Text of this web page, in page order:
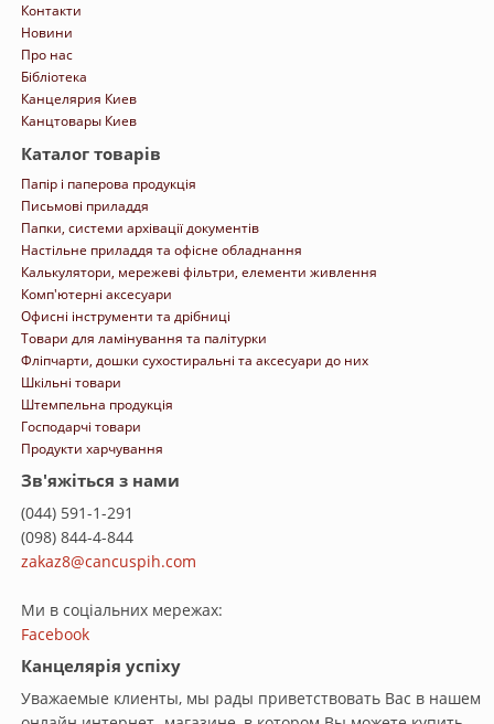
Контакти
Новини
Про нас
Бібліотека
Канцелярия Киев
Канцтовары Киев
Каталог товарів
Папір і паперова продукція
Письмові приладдя
Папки, системи архівації документів
Настільне приладдя та офісне обладнання
Калькулятори, мережеві фільтри, елементи живлення
Комп'ютерні аксесуари
Офисні інструменти та дрібниці
Товари для ламінування та палітурки
Фліпчарти, дошки сухостиральні та аксесуари до них
Шкільні товари
Штемпельна продукція
Господарчі товари
Продукти харчування
Зв'яжіться з нами
(044) 591-1-291
(098) 844-4-844
zakaz8@cancuspih.com
Ми в соціальних мережах:
Facebook
Канцелярія успіху
Уважаемые клиенты, мы рады приветствовать Вас в нашем